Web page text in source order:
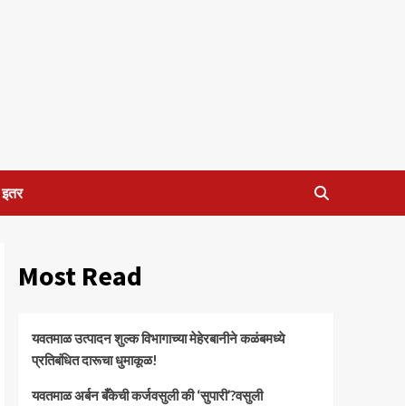
इतर
Most Read
यवतमाळ उत्पादन शुल्क विभागाच्या मेहेरबानीने कळंबमध्ये
प्रतिबंधित दारूचा धुमाकूळ!
​यवतमाळ अर्बन बँकेची कर्जवसुली की ‘सुपारी’?वसुली